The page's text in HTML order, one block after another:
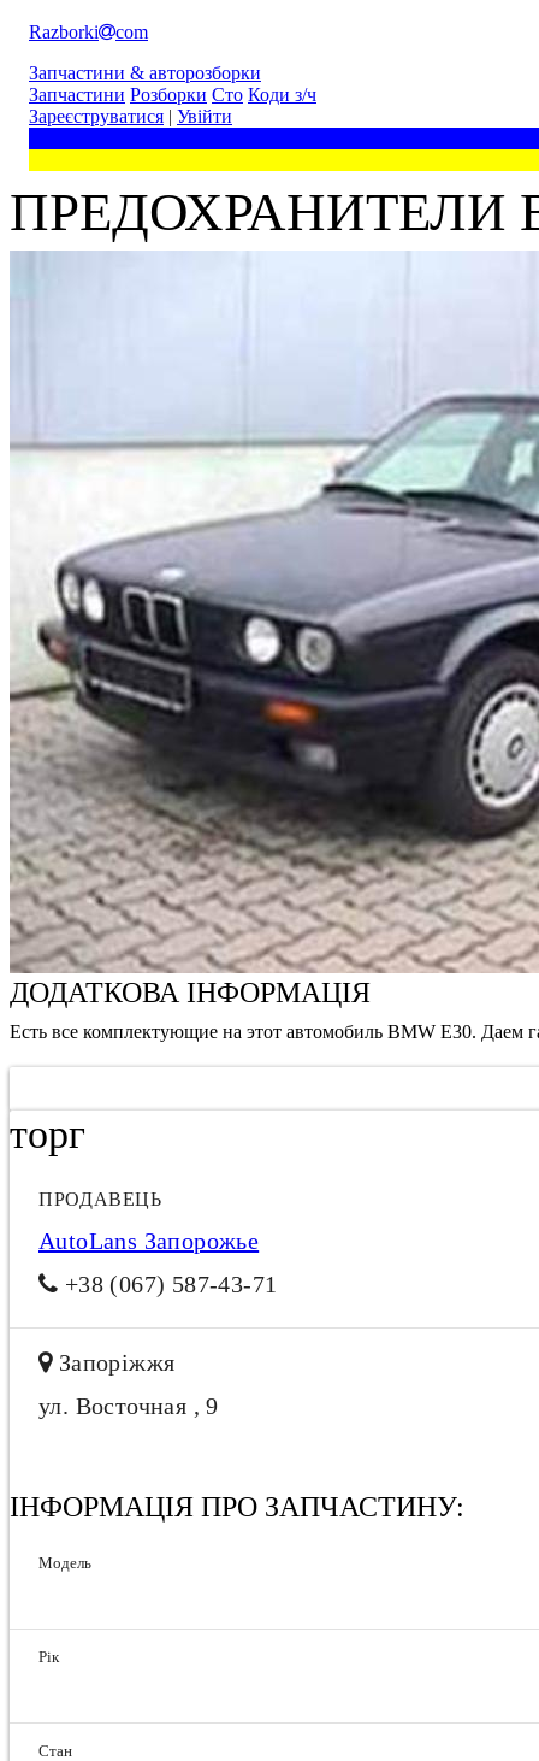
Razborki
com
Запчастини & авторозборки
Запчастини Розборки Сто Коди з/ч
Зареєструватися | Увійти
ПРЕДОХРАНИТЕЛИ
ДОДАТКОВА ІНФОРМАЦІЯ
Есть все комплектующие на этот автомобиль BMW E30.
торг
ПРОДАВЕЦЬ
AutoLans Запорожье
+38 (067) 587-43-71
Запоріжжя
ул. Восточная , 9
ІНФОРМАЦІЯ ПРО ЗАПЧАСТИНУ:
Модель
Рік
Стан